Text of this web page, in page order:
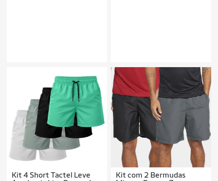
Kit 4 Short Tactel Leve
Kit com 2 Bermudas